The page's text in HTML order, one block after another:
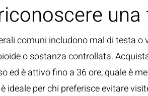
comuni includono mal di testa o
o sostanza controllata.
ed è attivo fino a 36 ore, quale è
ideale per chi preferisce evitare